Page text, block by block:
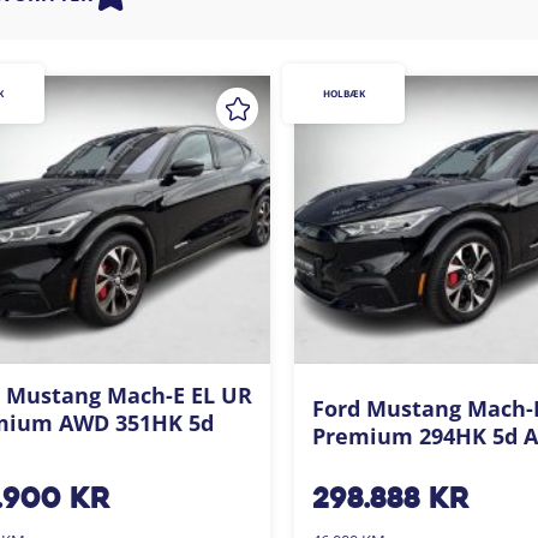
Mach-E EL UR
AWD 351HK 5d
kr
Ford Mustang Mach-
Premium 294HK 5d
298.888 kr
HOLBÆK